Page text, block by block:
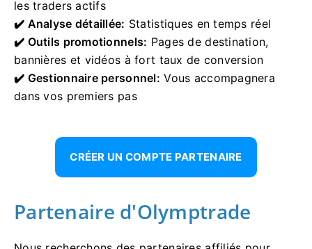
les traders actifs
✔️ Analyse détaillée: Statistiques en temps réel
✔️ Outils promotionnels: Pages de destination,
bannières et vidéos à fort taux de conversion
✔️ Gestionnaire personnel: Vous accompagnera
dans vos premiers pas
CRÉER UN COMPTE PARTENAIRE
Partenaire d'Olymptrade